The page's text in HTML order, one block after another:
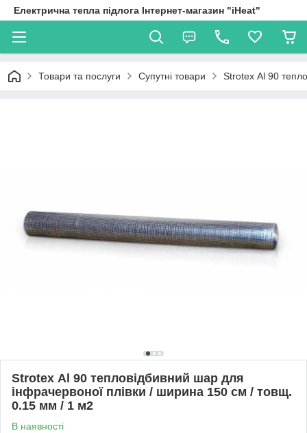
Електрична тепла підлога Інтернет-магазин "iHeat"
Товари та послуги Супутні товари Strotex Аl 90
Strotex Аl 90 тепловідбивний шар для
інфрачервоної плівки / ширина 150 см / товщ.
0.15 мм / 1 м2
В наявності